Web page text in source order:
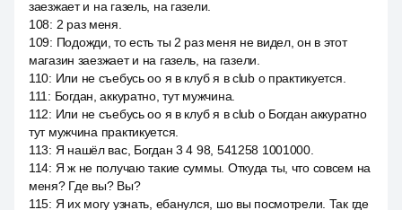
заезжает и на газель, на газели.
108: 2 раз меня.
109: Подожди, то есть ты 2 раз меня не видел, он в этот
магазин заезжает и на газель, на газели.
110: Или не съебусь оо я в клуб я в club o практикуется.
111 : Богдан, аккуратно, тут мужчина.
112: Или не съебусь оо я в клуб я в club o Богдан аккуратно
тут мужчина практикуется.
113: Я нашёл вас, Богдан 3 4 98, 541258 1001000.
114: Я ж не получаю такие суммы. Откуда ты, что совсем на
меня? Где вы? Вы?
115: Я их могу узнать, ебанулся, шо вы посмотрели. Так где